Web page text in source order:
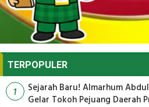
TERPOPULER
1
Sejarah Baru! Almarhum
Gelar Tokoh Pejuang Daerah